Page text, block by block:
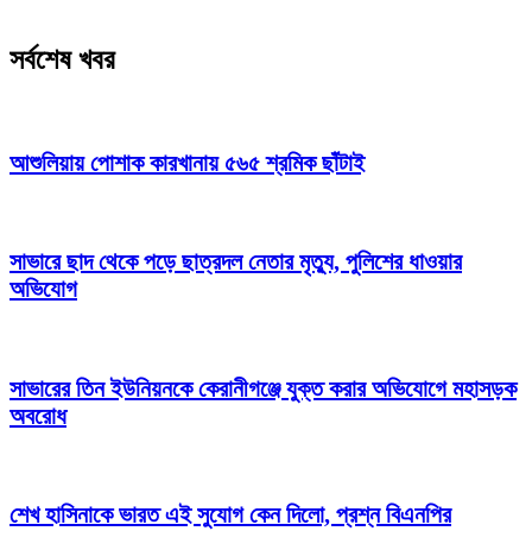
সর্বশেষ খবর
আশুলিয়ায় পোশাক কারখানায় ৫৬৫ শ্রমিক ছাঁটাই
সাভারে ছাদ থেকে পড়ে ছাত্রদল নেতার মৃত্যু, পুলিশের ধাওয়ার
অভিযোগ
সাভারের তিন ইউনিয়নকে কেরানীগঞ্জে যুক্ত করার অভিযোগে মহাসড়ক
অবরোধ
শেখ হাসিনাকে ভারত এই সুযোগ কেন দিলো, প্রশ্ন বিএনপির